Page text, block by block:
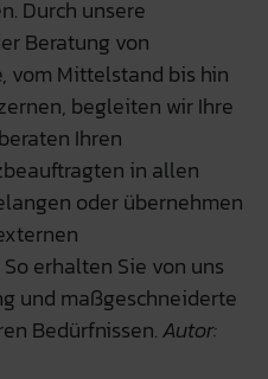
Durch unsere
Beratung von
vom Mittelstand bis hin
begleiten wir Ihre
Ihren
in allen
oder übernehmen
erhalten Sie von uns
und maßgeschneiderte
Bedürfnissen.Autor: